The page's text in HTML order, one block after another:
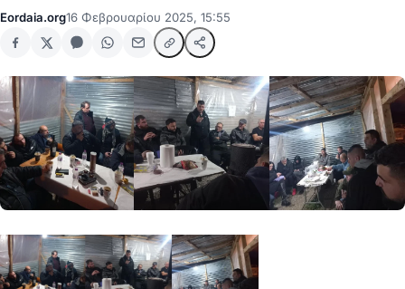
Eordaia.org16 Φεβρουαρίου 2025, 15:55